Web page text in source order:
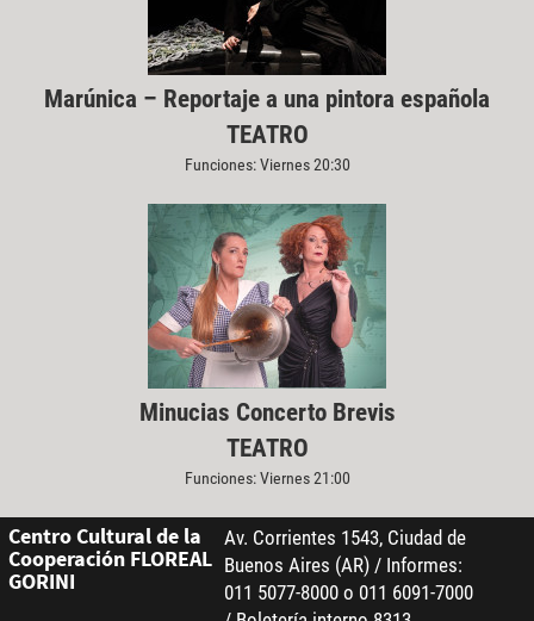
Marúnica – Reportaje a una pintora española
TEATRO
Funciones: Viernes 20:30
Minucias Concerto Brevis
TEATRO
Funciones: Viernes 21:00
Centro Cultural de la
Cooperación FLOREAL
GORINI
Av. Corrientes 1543, Ciudad de
Buenos Aires (AR) / Informes:
011 5077-8000 o 011 6091-7000